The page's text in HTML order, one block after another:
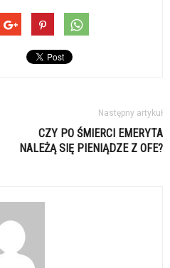
Następny artykuł
CZY PO ŚMIERCI EMERYTA
NALEŻĄ SIĘ PIENIĄDZE Z OFE?